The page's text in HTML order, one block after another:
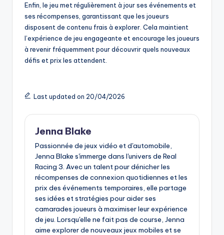
Enfin, le jeu met régulièrement à jour ses événements et
ses récompenses, garantissant que les joueurs
disposent de contenu frais à explorer. Cela maintient
l’expérience de jeu engageante et encourage les joueurs
à revenir fréquemment pour découvrir quels nouveaux
défis et prix les attendent.
Last updated on 20/04/2026
Jenna Blake
Passionnée de jeux vidéo et d'automobile,
Jenna Blake s'immerge dans l'univers de Real
Racing 3. Avec un talent pour dénicher les
récompenses de connexion quotidiennes et les
prix des événements temporaires, elle partage
ses idées et stratégies pour aider ses
camarades joueurs à maximiser leur expérience
de jeu. Lorsqu'elle ne fait pas de course, Jenna
aime explorer de nouveaux jeux mobiles et se